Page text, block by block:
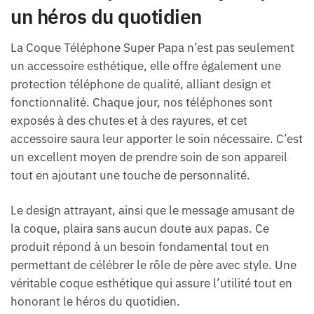
un héros du quotidien
La Coque Téléphone Super Papa n’est pas seulement
un accessoire esthétique, elle offre également une
protection téléphone de qualité, alliant design et
fonctionnalité. Chaque jour, nos téléphones sont
exposés à des chutes et à des rayures, et cet
accessoire saura leur apporter le soin nécessaire. C’est
un excellent moyen de prendre soin de son appareil
tout en ajoutant une touche de personnalité.
Le design attrayant, ainsi que le message amusant de
la coque, plaira sans aucun doute aux papas. Ce
produit répond à un besoin fondamental tout en
permettant de célébrer le rôle de père avec style. Une
véritable coque esthétique qui assure l’utilité tout en
honorant le héros du quotidien.